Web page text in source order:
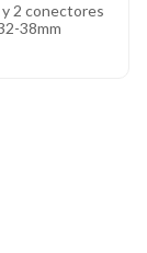
y 2 conectores
38mm